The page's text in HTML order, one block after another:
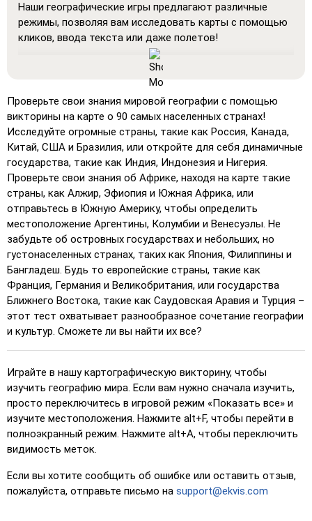
Наши географические игры предлагают различные
режимы, позволяя вам исследовать карты с помощью
кликов, ввода текста или даже полетов!
: Режим обучения, в котором все
местоположения отображаются на карте, облегчая
Отгадывать (очень легко): Работает как
'Отгадывать', но при наведении курсора на место
отображается его название.
Отгадывать (легкий): Похоже на 'Отгадывать', но
выделяются три возможных местоположения для
упрощения выбора.
Отгадывать: Кликните точно по указанному месту.
Отгадывать (сложно): Как 'Отгадывать', но
местоположения возвращаются к исходному цвету
после нажатия.
Отгадывать (без границ) : Как 'Отгадывать', но без
видимых границ, что делает игру сложнее.
Отгадывать (флаги): Как 'Отгадывать', но
отображается только флаг – без названий.
Множественный выбор: Выберите правильный
вариант из четырех, кликнув или нажав клавиши 1–4.
Введите случайный: Введите названия мест в любом
порядке, они будут выделены на карте по мере
прохождения.
местоположения.
Летать : Управляйте с помощью стрелок или WASD и
Проверьте свои знания мировой географии с помощью
викторины на карте о 90 самых населенных странах!
Исследуйте огромные страны, такие как Россия, Канада,
Китай, США и Бразилия, или откройте для себя динамичные
государства, такие как Индия, Индонезия и Нигерия.
Проверьте свои знания об Африке, находя на карте такие
страны, как Алжир, Эфиопия и Южная Африка, или
отправьтесь в Южную Америку, чтобы определить
местоположение Аргентины, Колумбии и Венесуэлы. Не
забудьте об островных государствах и небольших, но
густонаселенных странах, таких как Япония, Филиппины и
Бангладеш. Будь то европейские страны, такие как
Франция, Германия и Великобритания, или государства
Ближнего Востока, такие как Саудовская Аравия и Турция –
этот тест охватывает разнообразное сочетание географии
и культур. Сможете ли вы найти их все?
Играйте в нашу картографическую викторину, чтобы
изучить географию мира. Если вам нужно сначала изучить,
просто переключитесь в игровой режим «Показать все» и
изучите местоположения. Нажмите alt+F, чтобы перейти в
полноэкранный режим. Нажмите alt+A, чтобы переключить
видимость меток.
Если вы хотите сообщить об ошибке или оставить отзыв,
пожалуйста, отправьте письмо на support@ekvis.com